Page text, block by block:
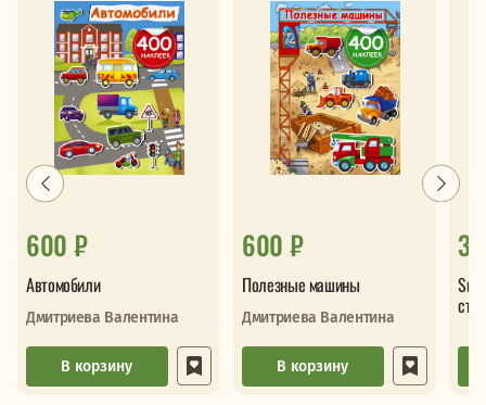
600 ₽
Автомобили
Дмитриева Валентина
В корзину
600 ₽
Полезные машины
Дмитриева Валентина
В корзину